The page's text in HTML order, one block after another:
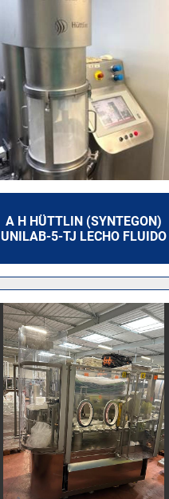
A H HÜTTLIN (SYNTEGON)
UNILAB-5-TJ LECHO FLUIDO